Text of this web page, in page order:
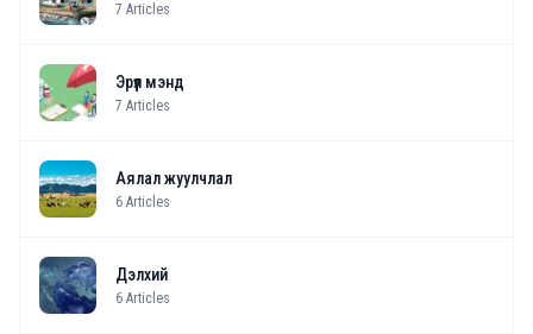
7 Articles
Эрүүл мэнд
7 Articles
Аялал жуулчлал
6 Articles
Дэлхий
6 Articles